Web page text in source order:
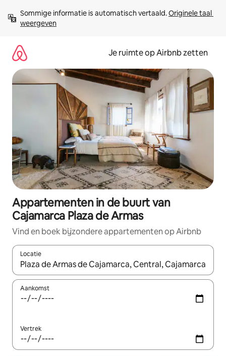
direct
naar
Sommige informatie is automatisch vertaald. Originele taal
weergeven
Je ruimte op Airbnb zetten
Appartementen in de buurt van
Cajamarca Plaza de Armas
Vind en boek bijzondere appartementen op Airbnb
Locatie
Wanneer er suggesties beschikbaar zijn, maak je een keuze
Aankomst
Vertrek